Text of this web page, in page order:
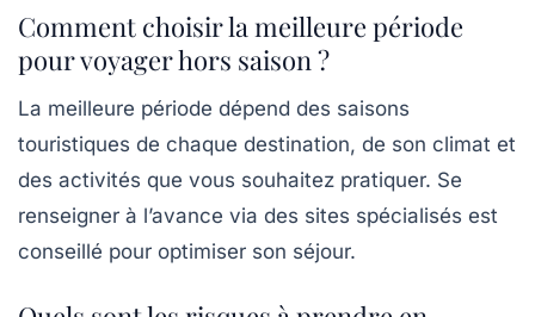
Comment choisir la meilleure période
pour voyager hors saison ?
La meilleure période dépend des saisons
touristiques de chaque destination, de son climat et
des activités que vous souhaitez pratiquer. Se
renseigner à l’avance via des sites spécialisés est
conseillé pour optimiser son séjour.